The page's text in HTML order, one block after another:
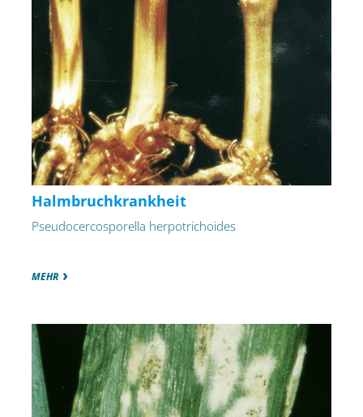
Halmbruchkrankheit
Pseudocercosporella herpotrichoides
MEHR